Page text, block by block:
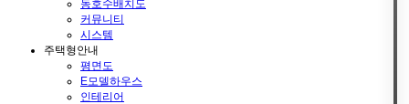
동호수배치도
커뮤니티
시스템
주택형안내
평면도
E모델하우스
인테리어